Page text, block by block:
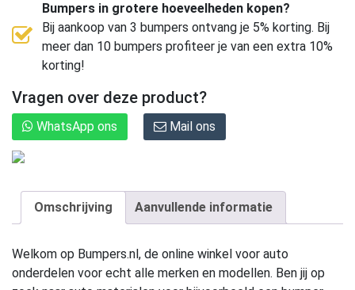
Bumpers in grotere hoeveelheden kopen?
Bij aankoop van 3 bumpers ontvang je 5% korting. Bij
meer dan 10 bumpers profiteer je van een extra 10%
korting!
Vragen over deze product?
WhatsApp ons Mail ons
Omschrijving Aanvullende informatie
Welkom op Bumpers.nl, de online winkel voor auto
onderdelen voor echt alle merken en modellen. Ben jij op